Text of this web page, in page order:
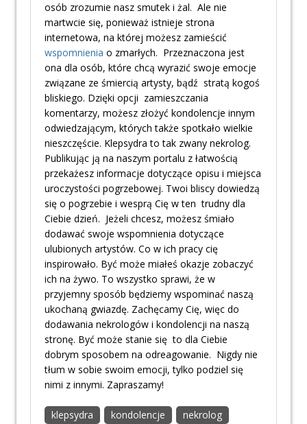
osób zrozumie nasz smutek i żal. Ale nie
martwcie się, ponieważ istnieje strona
internetowa, na której możesz zamieścić
wspomnienia o zmarłych. Przeznaczona jest
ona dla osób, które chcą wyrazić swoje emocje
związane ze śmiercią artysty, bądź stratą kogoś
bliskiego. Dzięki opcji zamieszczania
komentarzy, możesz złożyć kondolencje innym
odwiedzającym, których także spotkało wielkie
nieszczęście. Klepsydra to tak zwany nekrolog.
Publikując ją na naszym portalu z łatwością
przekażesz informacje dotyczące opisu i miejsca
uroczystości pogrzebowej. Twoi bliscy dowiedzą
się o pogrzebie i wesprą Cię w ten trudny dla
Ciebie dzień. Jeżeli chcesz, możesz śmiało
dodawać swoje wspomnienia dotyczące
ulubionych artystów. Co w ich pracy cię
inspirowało. Być może miałeś okazje zobaczyć
ich na żywo. To wszystko sprawi, że w
przyjemny sposób będziemy wspominać naszą
ukochaną gwiazdę. Zachęcamy Cię, więc do
dodawania nekrologów i kondolencji na naszą
stronę. Być może stanie się to dla Ciebie
dobrym sposobem na odreagowanie. Nigdy nie
tłum w sobie swoim emocji, tylko podziel się
nimi z innymi. Zapraszamy!
klepsydra kondolencje
nekrolog